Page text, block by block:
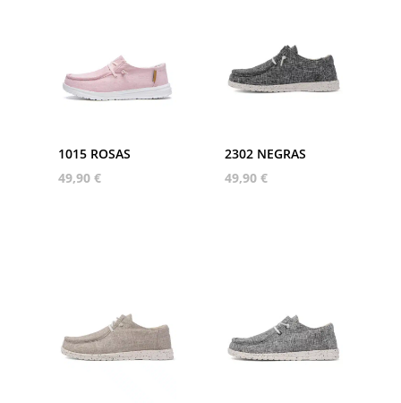
1015 ROSAS
49,90 €
2302 NEGRAS
49,90€